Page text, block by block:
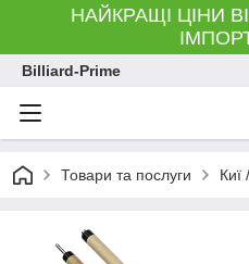
НАЙКРАЩІ ЦІНИ
Billiard-Prime
Товари та послуги Киї